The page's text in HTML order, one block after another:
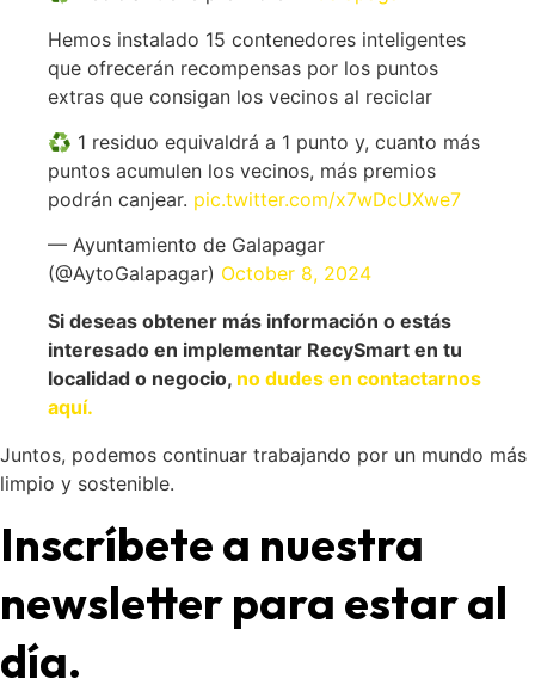
Hemos instalado 15 contenedores inteligentes
que ofrecerán recompensas por los puntos
extras que consigan los vecinos al reciclar
♻️ 1 residuo equivaldrá a 1 punto y, cuanto más
puntos acumulen los vecinos, más premios
podrán canjear. pic.twitter.com/x7wDcUXwe7
— Ayuntamiento de Galapagar
(@AytoGalapagar) October 8, 2024
Si deseas obtener más información o estás
interesado en implementar RecySmart en tu
localidad o negocio, no dudes en contactarnos
aquí.
Juntos, podemos continuar trabajando por un mundo más
limpio y sostenible.
Inscríbete a nuestra
newsletter para estar al
día.